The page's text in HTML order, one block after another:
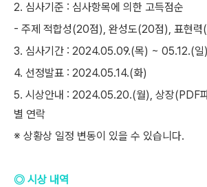
2. 심사기준 : 심사항목에 의한 고득점순
- 주제 적합성(20점), 완성도(20점), 표현
3. 심사기간 : 2024.05.09.(목) ~ 05.12.(일)
4. 선정발표 : 2024.05.14.(화)
5. 시상안내 : 2024.05.20.(월), 상장(PDF
별 연락
※ 상황상 일정 변동이 있을 수 있습니다.
◎ 시상 내역